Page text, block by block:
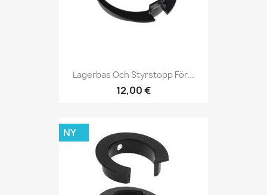
Lagerbas Och Styrstopp För...
12,00 €
NY